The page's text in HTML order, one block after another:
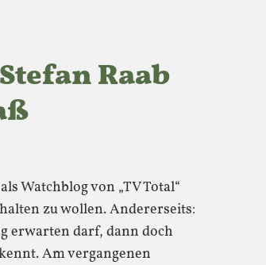
Raab
Watchblog von „TV Total“
zu wollen. Andererseits:
erwarten darf, dann doch
Am vergangenen